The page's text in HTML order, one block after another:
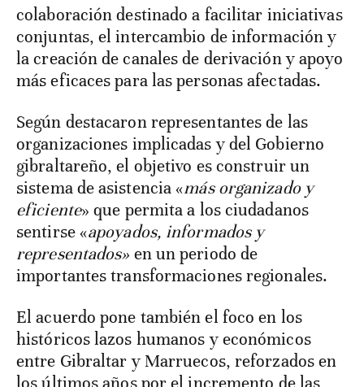
colaboración destinado a facilitar iniciativas
conjuntas, el intercambio de información y
la creación de canales de derivación y apoyo
más eficaces para las personas afectadas.
Según destacaron representantes de las
organizaciones implicadas y del Gobierno
gibraltareño, el objetivo es construir un
sistema de asistencia «más organizado y
eficiente» que permita a los ciudadanos
sentirse «apoyados, informados y
representados» en un periodo de
importantes transformaciones regionales.
El acuerdo pone también el foco en los
históricos lazos humanos y económicos
entre Gibraltar y Marruecos, reforzados en